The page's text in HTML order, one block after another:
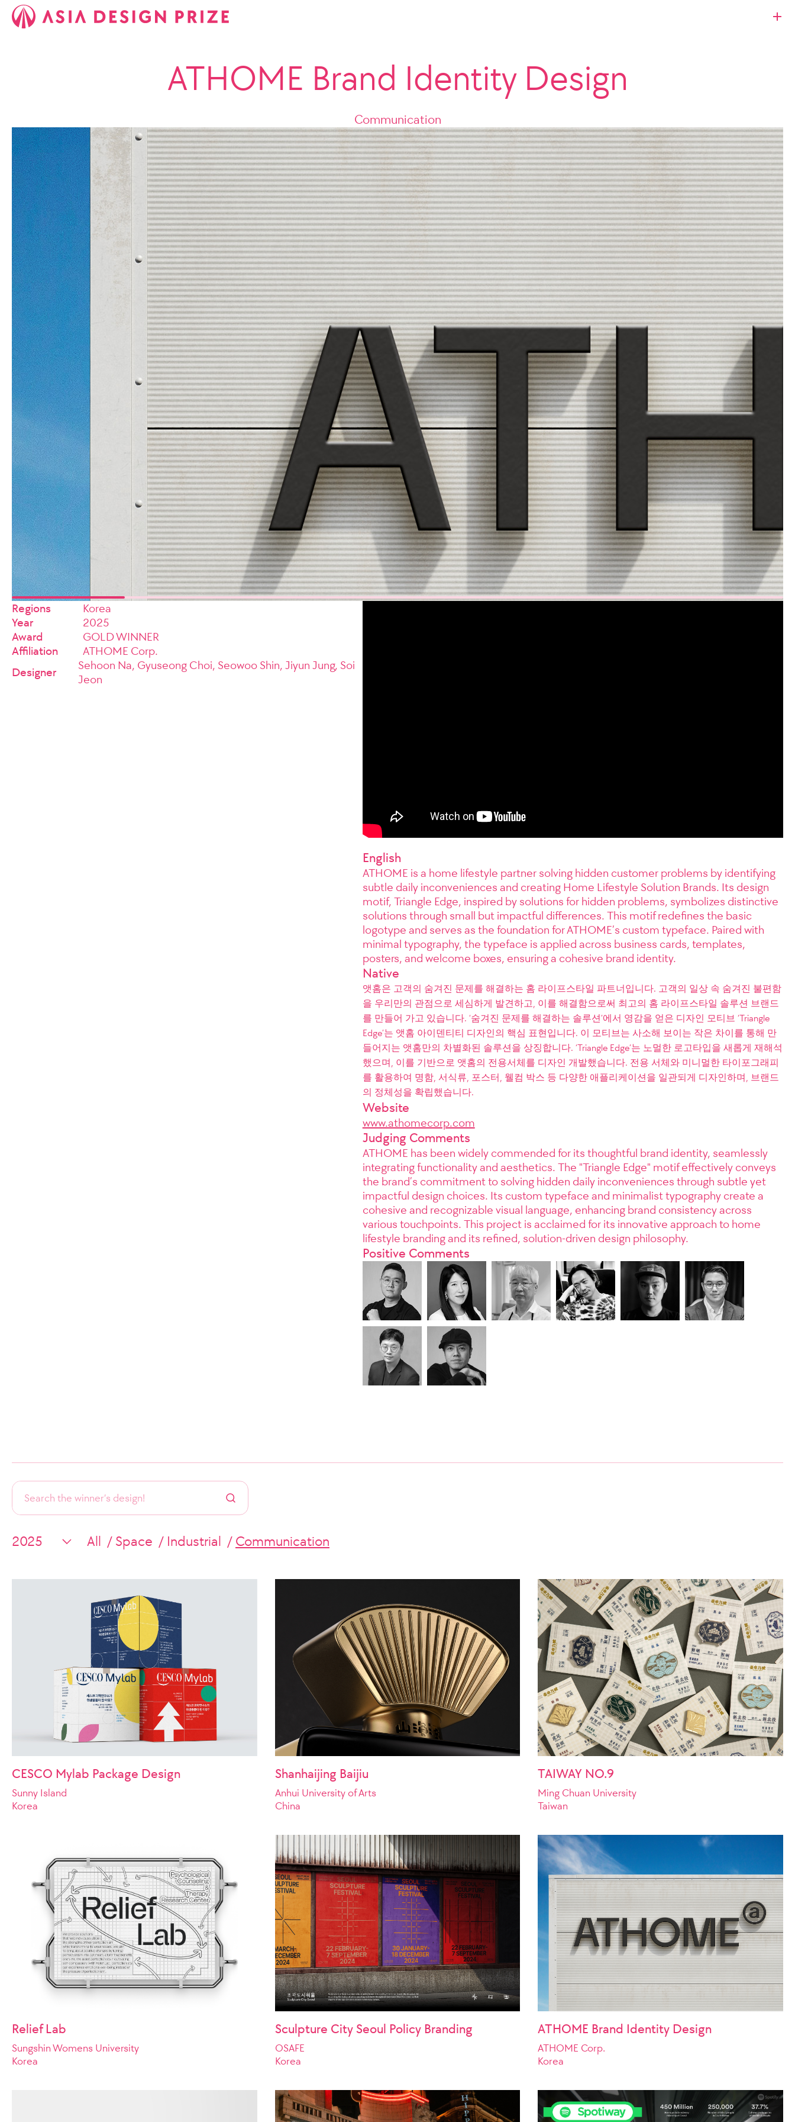
ATHOME Brand Identity Design
Communication
Regions
Korea
Year
2025
Award
GOLD WINNER
Affiliation
ATHOME Corp.
Designer
Sehoon Na, Gyuseong Choi, Seowoo Shin, Jiyun Jung, Soi
Jeon
English
ATHOME is a home lifestyle partner solving hidden customer problems by identifying
subtle daily inconveniences and creating Home Lifestyle Solution Brands. Its design
motif, Triangle Edge, inspired by solutions for hidden problems, symbolizes distinctive
solutions through small but impactful differences. This motif redefines the basic
logotype and serves as the foundation for ATHOME’s custom typeface. Paired with
minimal typography, the typeface is applied across business cards, templates,
posters, and welcome boxes, ensuring a cohesive brand identity.
Native
앳홈은 고객의 숨겨진 문제를 해결하는 홈 라이프스타일 파트너입니다. 고객의 일상 속 숨겨진 불편함
을 우리만의 관점으로 세심하게 발견하고, 이를 해결함으로써 최고의 홈 라이프스타일 솔루션 브랜드
를 만들어 가고 있습니다. ‘숨겨진 문제를 해결하는 솔루션’에서 영감을 얻은 디자인 모티브 ‘Triangle
Edge’는 앳홈 아이덴티티 디자인의 핵심 표현입니다. 이 모티브는 사소해 보이는 작은 차이를 통해 만
들어지는 앳홈만의 차별화된 솔루션을 상징합니다. ‘Triangle Edge’는 노멀한 로고타입을 새롭게 재해석
했으며, 이를 기반으로 앳홈의 전용서체를 디자인 개발했습니다. 전용 서체와 미니멀한 타이포그래피
를 활용하여 명함, 서식류, 포스터, 웰컴 박스 등 다양한 애플리케이션을 일관되게 디자인하며, 브랜드
의 정체성을 확립했습니다.
Website
www.athomecorp.com
Judging Comments
ATHOME has been widely commended for its thoughtful brand identity, seamlessly
integrating functionality and aesthetics. The "Triangle Edge" motif effectively conveys
the brand’s commitment to solving hidden daily inconveniences through subtle yet
impactful design choices. Its custom typeface and minimalist typography create a
cohesive and recognizable visual language, enhancing brand consistency across
various touchpoints. This project is acclaimed for its innovative approach to home
lifestyle branding and its refined, solution-driven design philosophy.
Positive Comments
All Space Industrial Communication
CESCO Mylab Package Design
Sunny Island
Korea
Shanhaijing Baijiu
Anhui University of Arts
China
TAIWAY NO.9
Ming Chuan University
Taiwan
Relief Lab
Sungshin Womens University
Korea
Sculpture City Seoul Policy Branding
OSAFE
Korea
ATHOME Brand Identity Design
ATHOME Corp.
Korea